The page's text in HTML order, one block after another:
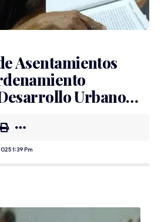
Asentamientos
Urbano…
1:39 Pm